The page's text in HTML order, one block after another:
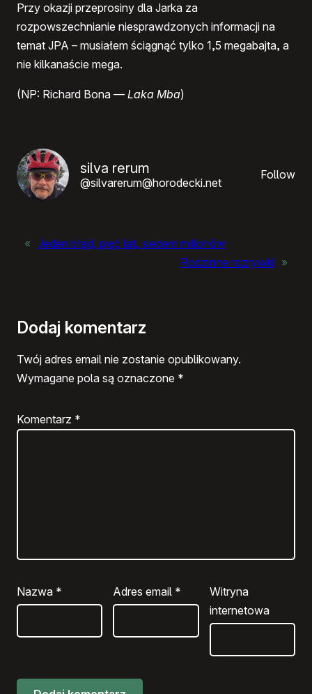
Przy okazji przeprosiny dla Jarka za
rozpowszechnianie niesprawdzonych informacji na
temat JPA – musiałem ściągnąć tylko 1,5 megabajta, a
nie kilkanaście mega.
(NP: Richard Bona — Laka Mba)
silva rerum
@silvarerum@horodecki.net
Follow
« Jeden błąd, pięć lat, siedem milionów
Rodzinne rozrywki »
Dodaj komentarz
Twój adres email nie zostanie opublikowany.
Wymagane pola są oznaczone *
Komentarz *
Nazwa * Adres email *
Witryna
internetowa